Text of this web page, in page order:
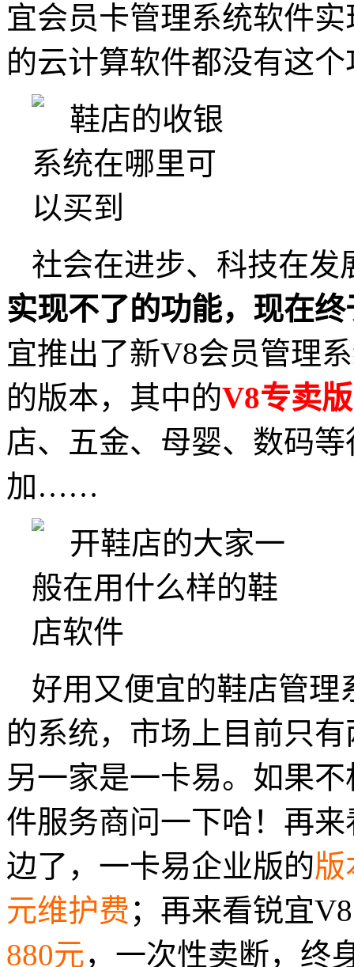
宜会员卡管理系统软件
的云计算软件都没有这
社会在进步、科技在发
实现不了的功能，现在
宜推出了新V8会员管理
的版本，其中的V8专卖版
店、五金、母婴、数码
加……
好用又便宜的鞋店管理
的系统，市场上目前只
另一家是一卡易。如果
件服务商问一下哈！再
边了，一卡易企业版的版
元维护费；再来看锐宜
880元，一次性卖断，终